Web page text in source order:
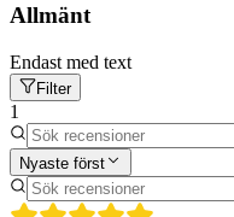
Allmänt
Endast med text
Filter
1
Nyaste först